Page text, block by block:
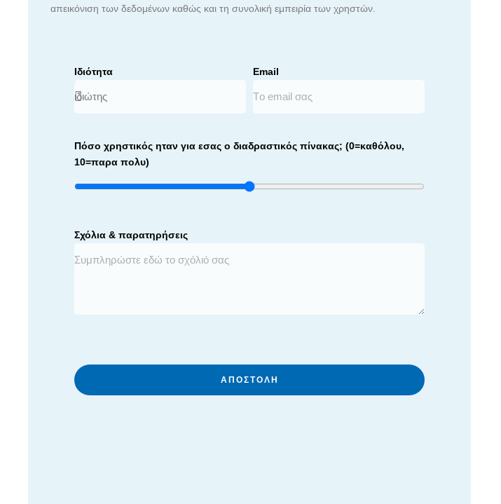
απεικόνιση των δεδομένων καθώς και τη συνολική εμπειρία των χρηστών.
Ιδιότητα Email
Πόσο χρηστικός ηταν για εσας ο διαδραστικός πίνακας; (0=καθόλου,
10=παρα πολυ)
Σχόλια & παρατηρήσεις
ΑΠΟΣΤΟΛΉ